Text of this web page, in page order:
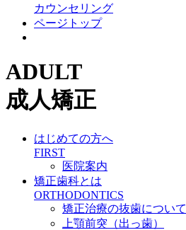
カウンセリング
ページトップ
ADULT
成人矯正
はじめての方へ
FIRST
医院案内
矯正歯科とは
ORTHODONTICS
矯正治療の抜歯について
上顎前突（出っ歯）